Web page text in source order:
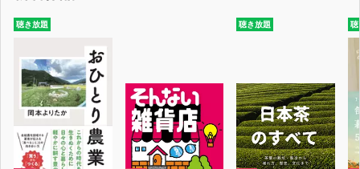
聴き放題 聴き放題 聴